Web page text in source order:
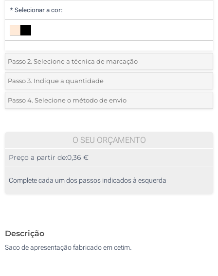
* Selecionar a cor:
Passo 2. Selecione a técnica de marcação
*Selecione o tipo de marcação e as cores do logotipo:
1 Cor (Num lado)
Passo 3. Indique a quantidade
*Quantidade mínima:50
100
250
Outra :
Passo 4. Selecione o método de envio
O SEU ORÇAMENTO
Preço a partir de:0,36 €
Complete cada um dos passos indicados à esquerda
Descrição
Saco de apresentação fabricado em cetim.